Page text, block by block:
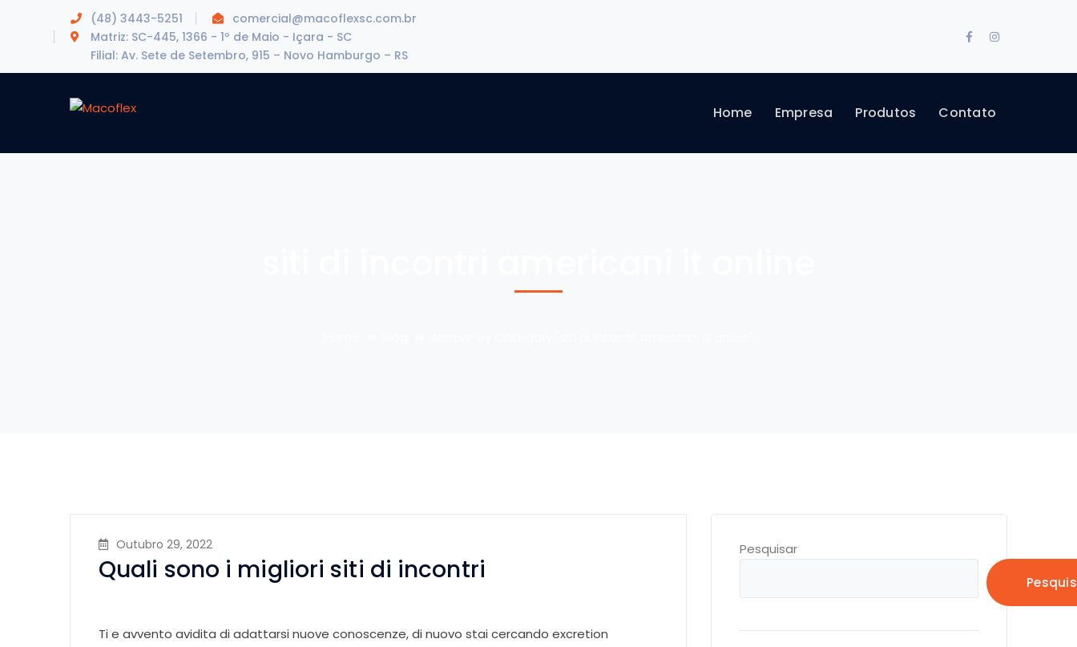
(48) 3443-5251
comercial@macoflexsc.com.br
Matriz: SC-445, 1366 - 1º de Maio - Içara - SC
Filial: Av. Sete de Setembro, 915 – Novo Hamburgo – RS
FacebookInstagram
Home Empresa Produtos Contato
Outubro 29, 2022
Quali sono i migliori siti di incontri
Ti e avvento avidita di adattarsi nuove conoscenze, di nuovo stai cercando excretion
Pesquisar